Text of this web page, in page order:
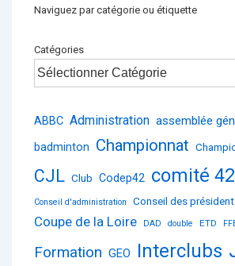
Naviguez par catégorie ou étiquette
Catégories
ABBC Administration assemblée
badminton Championnat
CJL Club Codep42 comité 42
Conseil d'administration Conseil des
Coupe de la Loire DAD double ETD
Formation GEO Interclubs